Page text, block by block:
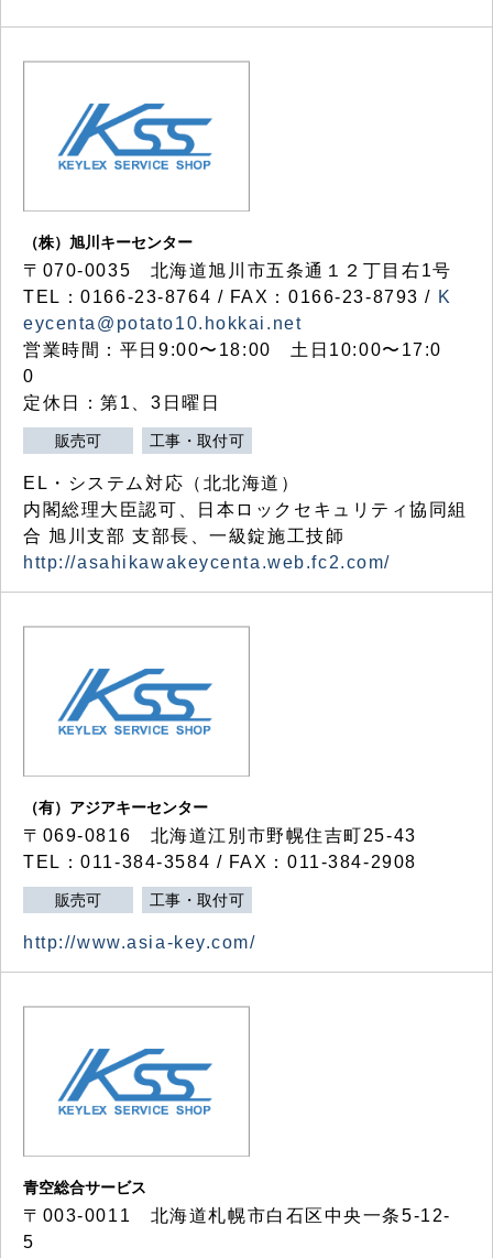
（株）旭川キーセンター
〒070-0035 北海道旭川市五条通１２丁目右1号
TEL：0166-23-8764 / FAX：0166-23-8793 / K
eycenta@potato10.hokkai.net
営業時間：平日9:00〜18:00 土日10:00〜17:0
0
定休日：第1、3日曜日
販売可 工事・取付可
EL・システム対応（北北海道）
内閣総理大臣認可、日本ロックセキュリティ協同組
合 旭川支部 支部長、一級錠施工技師
http://asahikawakeycenta.web.fc2.com/
（有）アジアキーセンター
〒069-0816 北海道江別市野幌住吉町25-43
TEL：011-384-3584 / FAX：011-384-2908
販売可 工事・取付可
http://www.asia-key.com/
青空総合サービス
〒003-0011 北海道札幌市白石区中央一条5-12-
5